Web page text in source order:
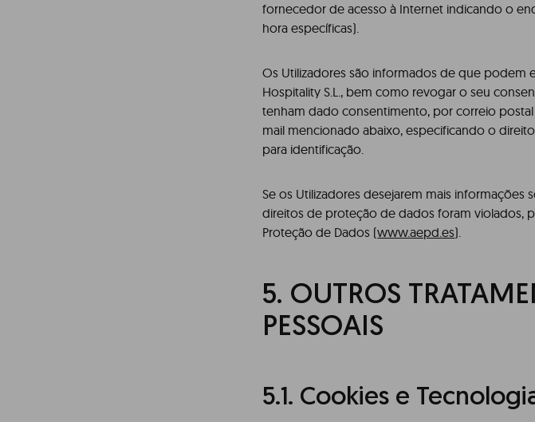
fornecedor de acesso à Internet indicando o
hora específicas).
Os Utilizadores são informados de que podem
Hospitality S.L., bem como revogar o seu
tenham dado consentimento, por correio
mail mencionado abaixo, especificando o
para identificação.
Se os Utilizadores desejarem mais
direitos de proteção de dados foram violados,
Proteção de Dados (www.aepd.es).
5. OUTROS
PESSOAIS
5.1. Cookies e